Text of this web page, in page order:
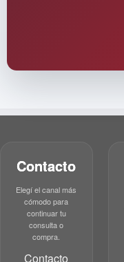
Contacto
Elegí el canal más
cómodo para
continuar tu
consulta o
compra.
Contacto